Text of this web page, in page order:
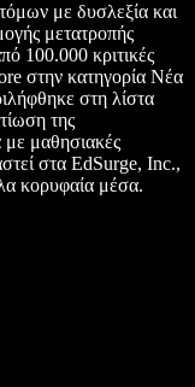
με δυσλεξία και
μετατροπής
100.000 κριτικές
στην κατηγορία Νέα
στη λίστα
της
με μαθησιακές
στα EdSurge, Inc.,
κορυφαία μέσα.